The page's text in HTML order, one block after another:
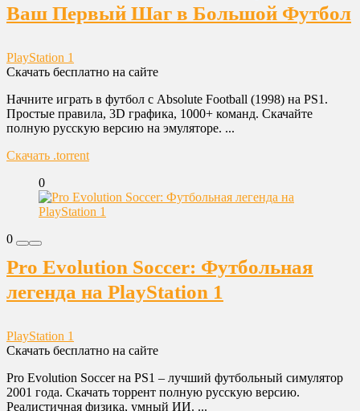
Ваш Первый Шаг в Большой Футбол
PlayStation 1
Скачать бесплатно на сайте
Начните играть в футбол с Absolute Football (1998) на PS1.
Простые правила, 3D графика, 1000+ команд. Скачайте
полную русскую версию на эмуляторе. ...
Скачать .torrent
0
0
Pro Evolution Soccer: Футбольная
легенда на PlayStation 1
PlayStation 1
Скачать бесплатно на сайте
Pro Evolution Soccer на PS1 – лучший футбольный симулятор
2001 года. Скачать торрент полную русскую версию.
Реалистичная физика, умный ИИ. ...